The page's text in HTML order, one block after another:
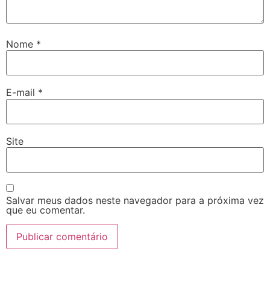
Nome *
E-mail *
Site
Salvar meus dados neste navegador para a próxima vez
que eu comentar.